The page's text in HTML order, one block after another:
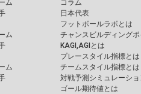
ム
ム
ム
コラム
日本代表
フットボールラボとは
チャンスビルディング
KAGI,AGIとは
プレースタイル指標とは
チームスタイル指標とは
対戦予測シミュレーショ
ゴール期待値とは